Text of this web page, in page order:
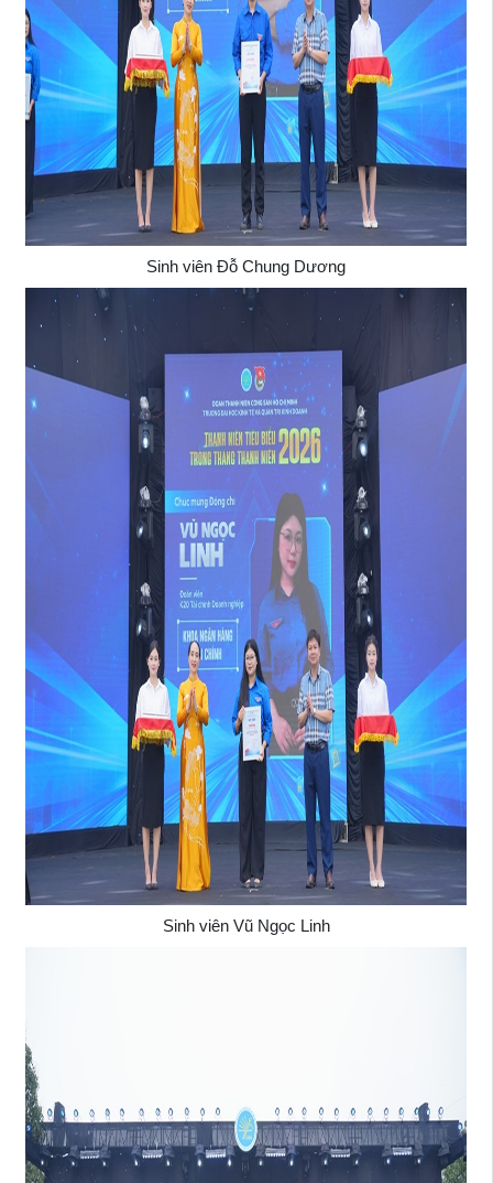
Sinh viên Đỗ Chung Dương
Sinh viên Vũ Ngọc Linh